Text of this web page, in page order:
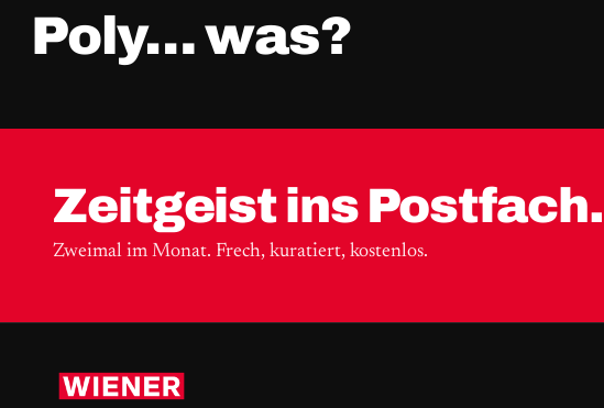
Poly… was?
Zeitgeist ins Postfach.
Zweimal im Monat. Frech, kuratiert, kostenlos.